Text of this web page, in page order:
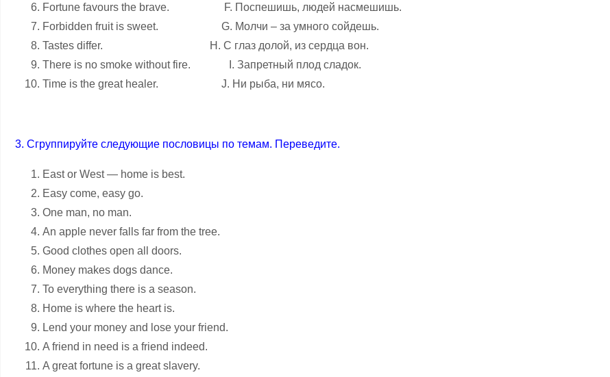
Fortune favours the brave. F. Поспешишь, людей насмешишь.
Forbidden fruit is sweet. G. Молчи – за умного сойдешь.
Tastes differ. Н. С глаз долой, из сердца вон.
There is no smoke without fire. I. Запретный плод сладок.
Time is the great healer. J. Ни рыба, ни мясо.
3. Cгруппируйте следующие пословицы по темам. Переведите.
East or West — home is best.
Easy come, easy go.
One man, no man.
An apple never falls far from the tree.
Good clothes open all doors.
Money makes dogs dance.
To everything there is a season.
Home is where the heart is.
Lend your money and lose your friend.
A friend in need is a friend indeed.
A great fortune is a great slavery.